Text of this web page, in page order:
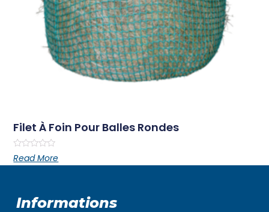
Filet À Foin Pour Balles Rondes
Rated
0
Read More
Informations